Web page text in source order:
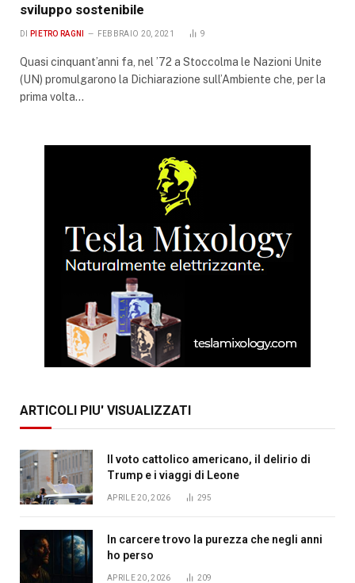
sviluppo sostenibile
DI PIETRO RAGNI FEBBRAIO 20, 2021 9
Quasi cinquant’anni fa, nel ’72 a Stoccolma le Nazioni Unite
(UN) promulgarono la Dichiarazione sull’Ambiente che, per la
prima volta…
ARTICOLI PIU' VISUALIZZATI
Il voto cattolico americano, il delirio di
Trump e i viaggi di Leone
APRILE 20, 2026 295
In carcere trovo la purezza che negli anni
ho perso
APRILE 20, 2026 209